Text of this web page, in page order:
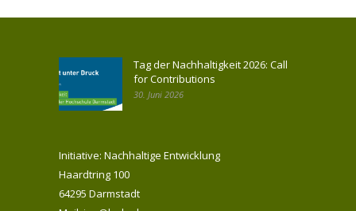
Tag der Nachhaltigkeit 2026: Call
for Contributions
30. Juni 2026
Initiative: Nachhaltige Entwicklung
Haardtring 100
64295 Darmstadt